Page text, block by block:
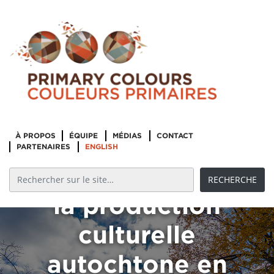
À PROPOS ÉQUIPE MÉDIAS
CONTACT
PARTENAIRES
ENGLISH
Portrait
de
production
culturelle
en
Comprendre
les arts
au Canada
aujourd’hui :
Un examen de
la
connaissance